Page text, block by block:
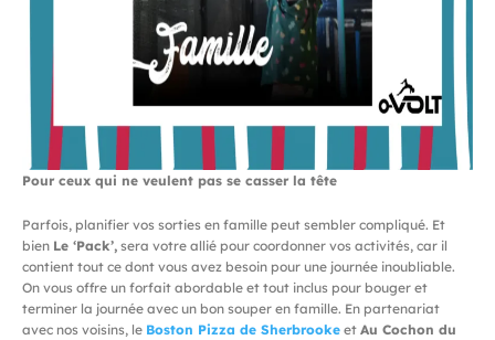
Pour ceux qui ne veulent pas se casser la tête
Parfois, planifier vos sorties en famille peut sembler compliqué. Et
bien Le ‘Pack’, sera votre allié pour coordonner vos activités, car il
contient tout ce dont vous avez besoin pour une journée inoubliable.
On vous offre un forfait abordable et tout inclus pour bouger et
terminer la journée avec un bon souper en famille. En partenariat
avec nos voisins, le Boston Pizza de Sherbrooke et Au Cochon du